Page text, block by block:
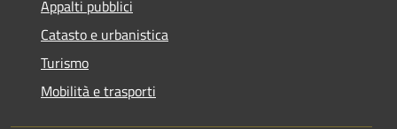
Appalti pubblici
Catasto e urbanistica
Turismo
Mobilità e trasporti